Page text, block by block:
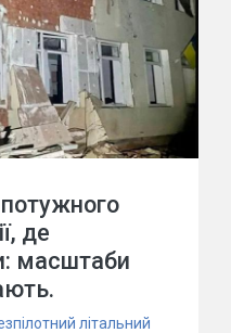
де
масштаби
літальний